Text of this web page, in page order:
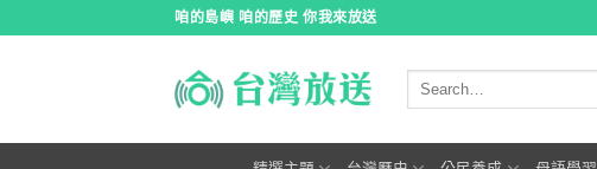
咱的島嶼 咱的歷史 你我來放送